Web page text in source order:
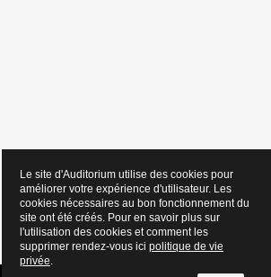
Le site d'Auditorium utilise des cookies pour
améliorer votre expérience d'utilisateur. Les
cookies nécessaires au bon fonctionnement du
site ont été créés. Pour en savoir plus sur
l'utilisation des cookies et comment les
supprimer rendez-vous ici politique de vie
privée.